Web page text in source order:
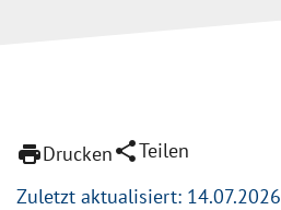
printDruckenshareTeilen
Zuletzt aktualisiert: 14.07.2026